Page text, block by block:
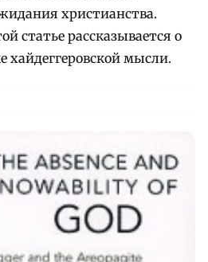
христианства.
статье рассказывается о
хайдеггеровской мысли.